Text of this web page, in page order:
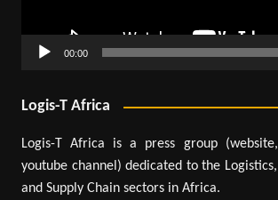
00:00
Logis-T Africa
Logis-T Africa is a press group
youtube channel) dedicated to the
and Supply Chain sectors in Africa.